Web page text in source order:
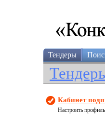
Тендеры
Кабинет
Настроить